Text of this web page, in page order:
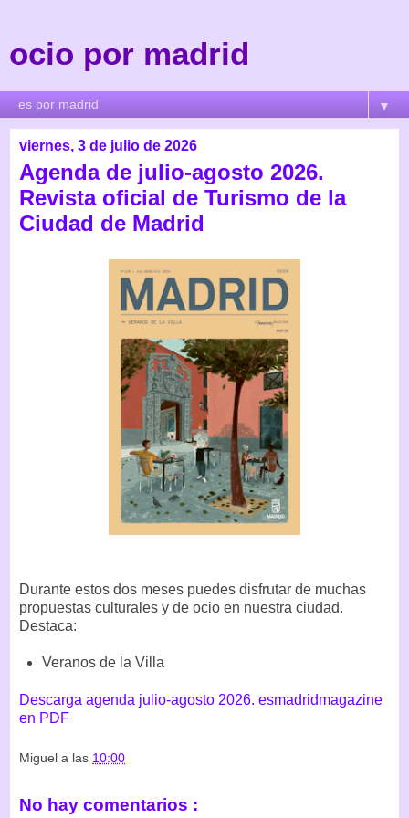
ocio por madrid
▼
viernes, 3 de julio de 2026
Agenda de julio-agosto 2026.
Revista oficial de Turismo de la
Ciudad de Madrid
Durante estos dos meses puedes disfrutar de muchas
propuestas culturales y de ocio en nuestra ciudad.
Destaca:
Veranos de la Villa
Descarga agenda julio-agosto 2026. esmadridmagazine
en PDF
Miguel a las 10:00
No hay comentarios :